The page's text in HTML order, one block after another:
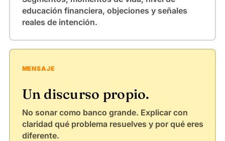
educación financiera, objeciones y señales
reales de intención.
MENSAJE
Un discurso propio.
No sonar como banco grande. Explicar con
claridad qué problema resuelves y por qué eres
diferente.